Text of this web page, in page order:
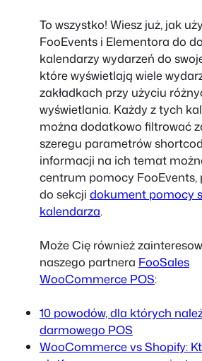
To wszystko! Wiesz już, jak
FooEvents i Elementora do
kalendarzy wydarzeń do
które wyświetlają wiele
zakładkach przy użyciu
wyświetlania. Każdy z tych
można dodatkowo filtrować
szeregu parametrów
informacji na ich temat
centrum pomocy FooEvents,
do sekcji dokument pomocy
kalendarza.
Może Cię również
naszego partnera FooSales
WooCommerce POS:
10 powodów, dla których
darmowego POS
WooCommerce vs Shopify: